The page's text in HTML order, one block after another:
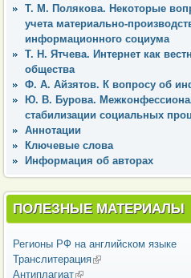
Т. М. Полякова. Некоторые
учета материально-
информационного социума
Т. Н. Ятчева. Интернет как
общества
Ф. А. Айзятов. К вопросу об
Ю. В. Бурова.
стабилизации социальных
Аннотации
Ключевые слова
Информация об авторах
ПОЛЕЗНЫЕ МАТЕРИАЛЫ
Регионы РФ на английском языке
Транслитерация(внешняя ссылка)
Антиплагиат(внешняя ссылка)